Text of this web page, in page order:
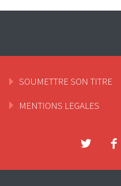
SOUMETTRE SON TITRE
MENTIONS LEGALES